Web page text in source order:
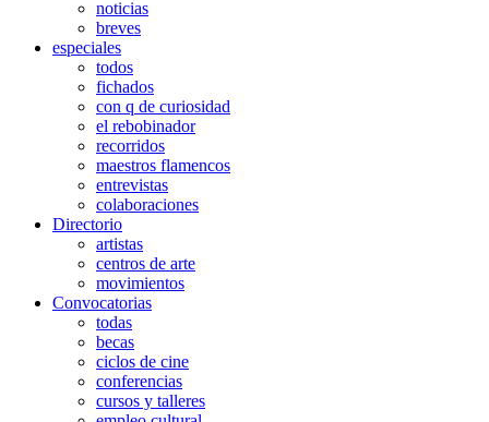
noticias
breves
especiales
todos
fichados
con q de curiosidad
el rebobinador
recorridos
maestros flamencos
entrevistas
colaboraciones
Directorio
artistas
centros de arte
movimientos
Convocatorias
todas
becas
ciclos de cine
conferencias
cursos y talleres